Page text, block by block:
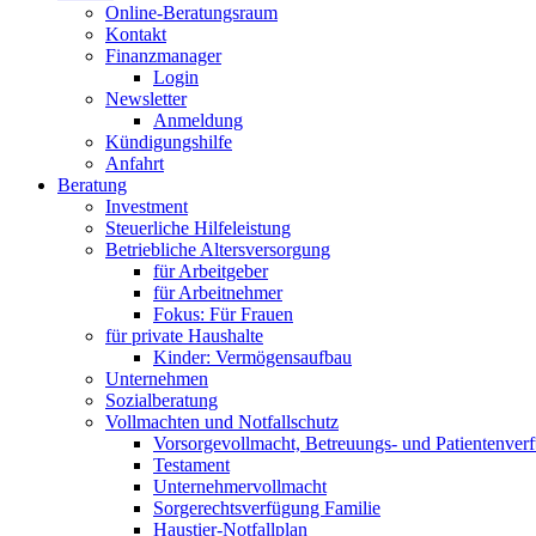
Online-Beratungsraum
Kontakt
Finanzmanager
Login
Newsletter
Anmeldung
Kündigungshilfe
Anfahrt
Beratung
Investment
Steuerliche Hilfeleistung
Betriebliche Altersversorgung
für Arbeitgeber
für Arbeitnehmer
Fokus: Für Frauen
für private Haushalte
Kinder: Vermögensaufbau
Unternehmen
Sozialberatung
Vollmachten und Notfallschutz
Vorsorgevollmacht, Betreuungs- und
Testament
Unternehmer­vollmacht
Sorgerechtsverfügung Familie
Haustier-Notfallplan